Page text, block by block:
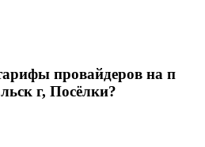
провайдеров на п
г, Посёлки?